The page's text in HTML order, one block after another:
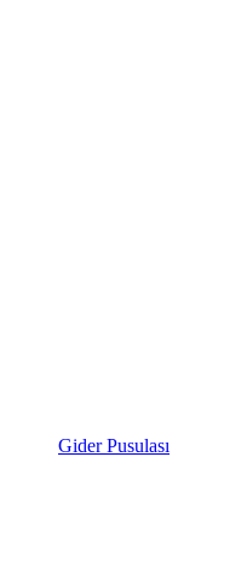
Gider Pusulası